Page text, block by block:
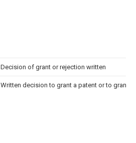
Decision of grant or rejection written
Written decision to grant a patent or to grant